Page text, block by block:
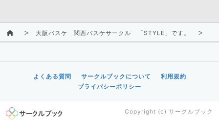
大阪バスケ 関西バスケサークル 「STYLE」です。
よくある質問 サークルブックについて
利用規約
プライバシーポリシー
Copyright (c) サークルブック